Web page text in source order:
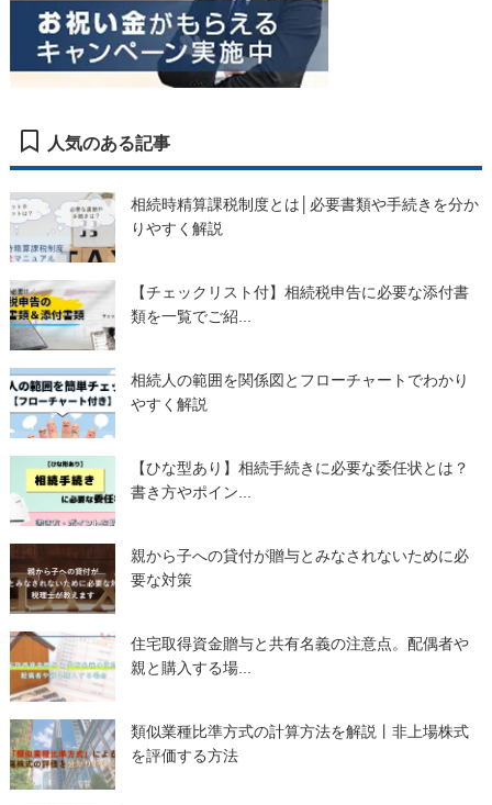
人気のある記事
相続時精算課税制度とは│必要書類や手続きを分か
りやすく解説
【チェックリスト付】相続税申告に必要な添付書
類を一覧でご紹...
相続人の範囲を関係図とフローチャートでわかり
やすく解説
【ひな型あり】相続手続きに必要な委任状とは？
書き方やポイン...
親から子への貸付が贈与とみなされないために必
要な対策
住宅取得資金贈与と共有名義の注意点。配偶者や
親と購入する場...
類似業種比準方式の計算方法を解説丨非上場株式
を評価する方法